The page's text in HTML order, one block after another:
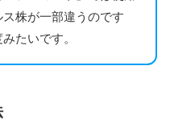
株が一部違うのです
たいです。